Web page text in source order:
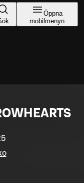
Öppna
mobilmenyn